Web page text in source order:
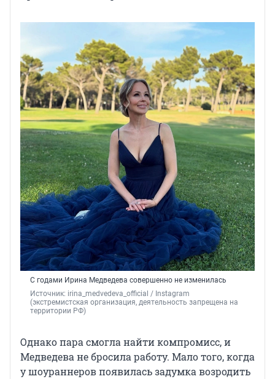
С годами Ирина Медведева совершенно не изменилась
Источник: irina_medvedeva_official / Instagram
(экстремистская организация, деятельность запрещена на
территории РФ)
Однако пара смогла найти компромисс, и
Медведева не бросила работу. Мало того, когда
у шоураннеров появилась задумка возродить